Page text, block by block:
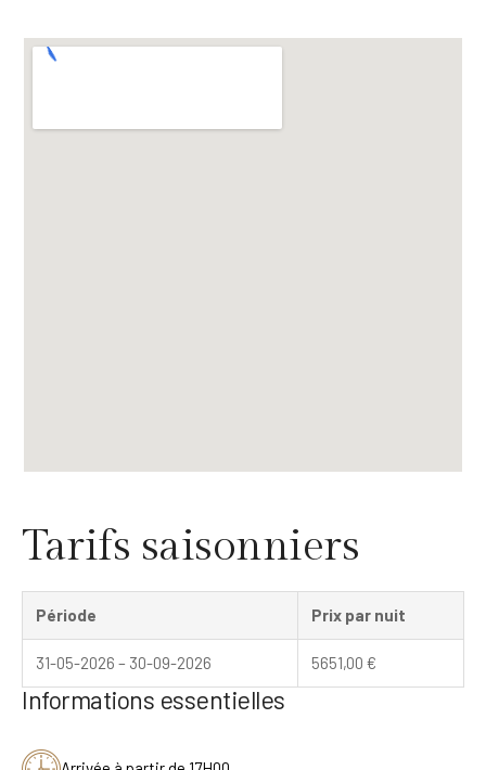
Tarifs saisonniers
Période Prix par nuit
31-05-2026 – 30-09-2026 5651,00 €
Informations essentielles